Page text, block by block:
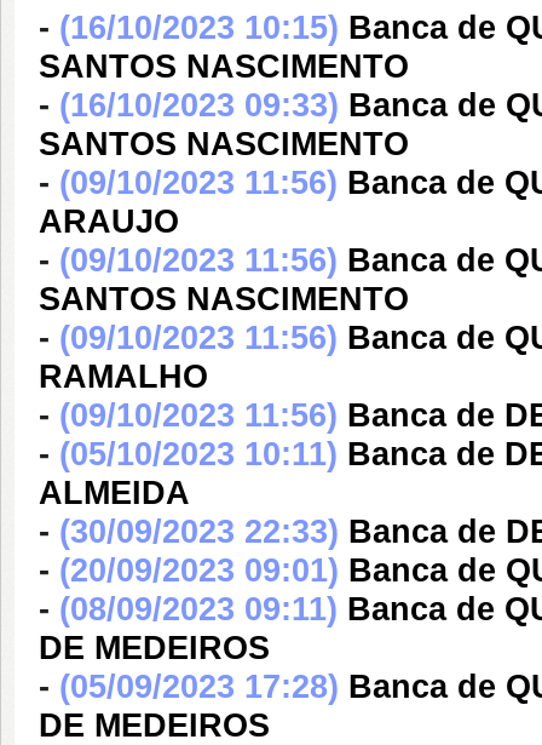
- (16/10/2023 10:15) Banca de
SANTOS NASCIMENTO
- (16/10/2023 09:33) Banca de
SANTOS NASCIMENTO
- (09/10/2023 11:56) Banca de
ARAUJO
- (09/10/2023 11:56) Banca de
SANTOS NASCIMENTO
- (09/10/2023 11:56) Banca de
RAMALHO
- (09/10/2023 11:56) Banca de
- (05/10/2023 10:11) Banca de
ALMEIDA
- (30/09/2023 22:33) Banca de
- (20/09/2023 09:01) Banca de
- (08/09/2023 09:11) Banca de
DE MEDEIROS
- (05/09/2023 17:28) Banca de
DE MEDEIROS